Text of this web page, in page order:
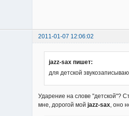
2011-01-07 12:06:02
jazz-sax пишет:
для детской
Ударение на слове "детской"?
мне, дорогой мой jazz-sax, оно